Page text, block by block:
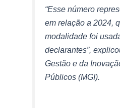
“Esse número
em relação a 2024,
modalidade foi
declarantes”,
Gestão e da
Públicos (MGI).